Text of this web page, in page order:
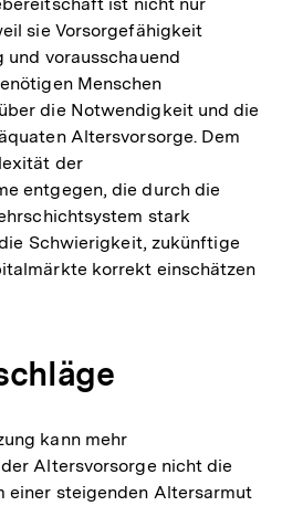
sie Vorsorgefähigkeit
vorausschauend
Menschen
die Notwendigkeit und die
Altersvorsorge. Dem
der
entgegen, die durch die
stark
Schwierigkeit, zukünftige
korrekt einschätzen
kann mehr
Altersvorsorge nicht die
einer steigenden Altersarmut